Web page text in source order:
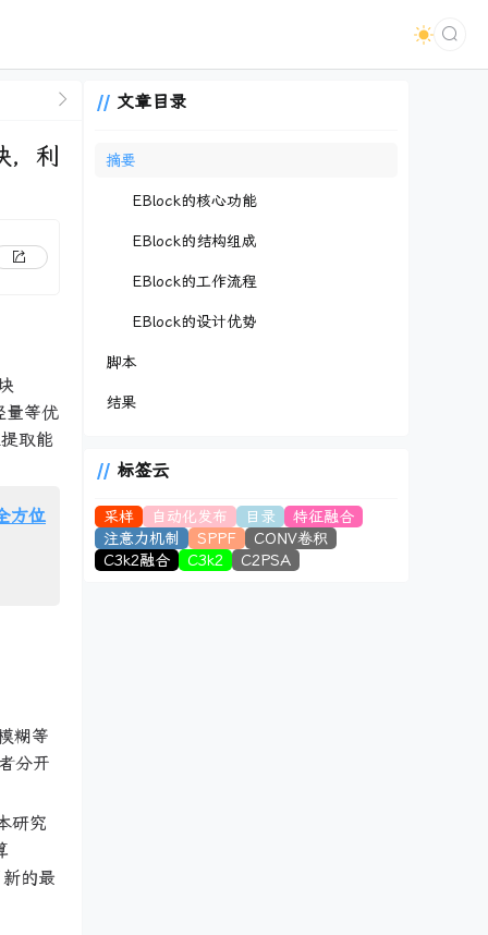
，利
量等优
取能
方位
糊等
分开
研究
的最
文章目录
摘要
EBlock的核心功能
EBlock的结构组成
EBlock的工作流程
EBlock的设计优势
脚本
结果
标签云
采样 自动化发布 目录
特征融合
注意力机制
SPPF
CONV卷积
C3k2融合
C3k2 C2PSA